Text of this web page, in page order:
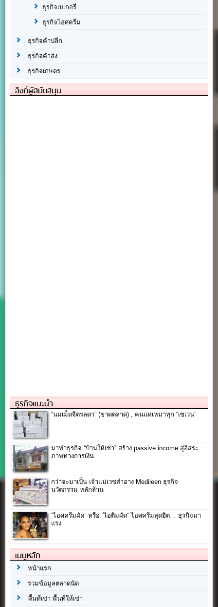
ธุรกิจเบเกอรี่
ธุรกิจไอศครีม
ธุรกิจค้าปลีก
ธุรกิจค้าส่ง
ธุรกิจเกษตร
ลิงก์ผู้สนับสนุน
ธุรกิจแนะนำ
“นมเม็ดจิตรลดา” (ขาดตลาด) , คนแห่เหมาทุก “เซเว่น”
มาทำธุรกิจ “บ้านให้เช่า” สร้าง passive income สู่อิสระ
ภาพทางการเงิน
กว่าจะมาเป็น เจ้าแม่เวชสำอาง Medileen ธุรกิจ
นวัตกรรม หลักล้าน
“ไอศครีมผัด” หรือ “ไอติมผัด” ไอศครีมสุดฮิต… ธุรกิจมา
แรง
เมนูหลัก
หน้าแรก
รวมข้อมูลตลาดนัด
พื้นที่เช่า พื้นที่ให้เช่า